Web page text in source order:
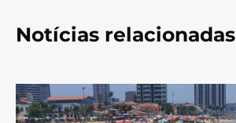
Notícias relacionadas